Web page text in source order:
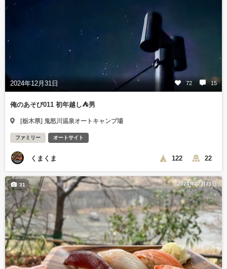
2024年12月31日 72 15
俺のあそび011 初年越し⛺男
[栃木県] 鬼怒川温泉オートキャンプ場
ファミリー オートサイト
くまくま 122 22
2024年12月31日
31